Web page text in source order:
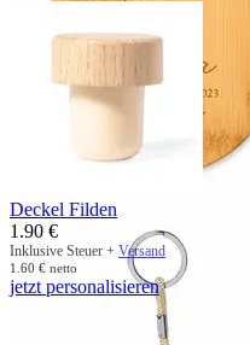
Deckel Filden
1.90 €
Inklusive Steuer + Versand
1.60 € netto
jetzt personalisieren